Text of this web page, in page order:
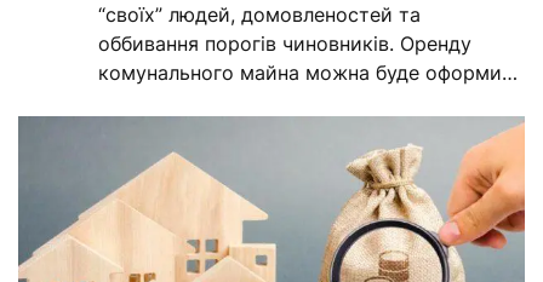
“своїх” людей, домовленостей та
оббивання порогів чиновників. Оренду
комунального майна можна буде оформити